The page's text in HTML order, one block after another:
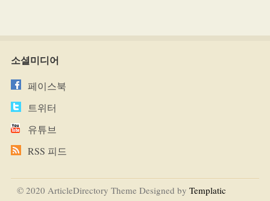
소셜미디어
페이스북
트위터
유튜브
RSS 피드
© 2020 ArticleDirectory Theme Designed by Templatic